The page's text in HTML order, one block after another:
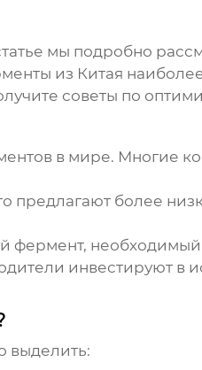
мы подробно
из Китая
советы по
в мире. Многие
предлагают более
фермент,
инвестируют в
выделить: